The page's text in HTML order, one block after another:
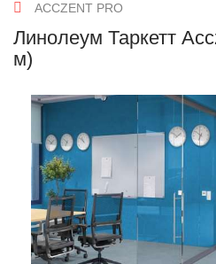
ACCZENT PRO
Линолеум Таркетт
м)